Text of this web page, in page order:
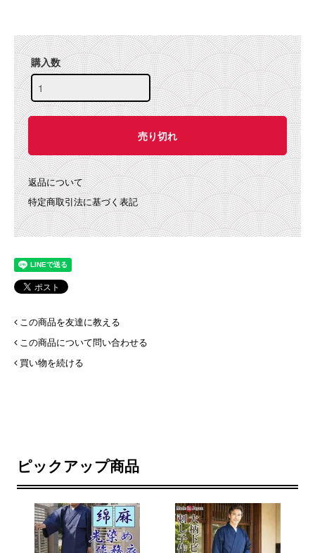
購入数
返品について
特定商取引法に基づく表記
この商品を友達に教える
この商品について問い合わせる
買い物を続ける
ピックアップ商品